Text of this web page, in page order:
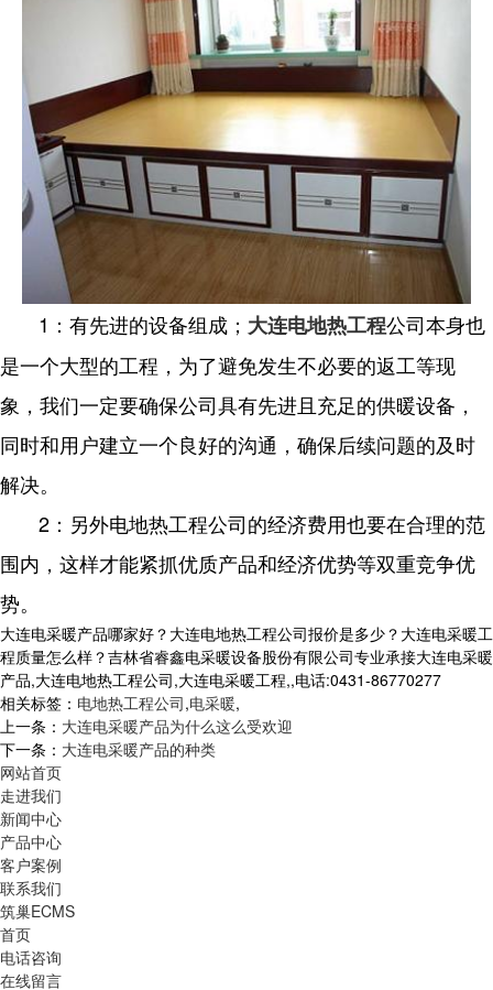
1：有先进的设备组成； 大连电地热工程公司本身也
是一个大型的工程，为了避免发生不必要的返工等现
象，我们一定要确保公司具有先进且充足的供暖设备，
同时和用户建立一个良好的沟通，确保后续问题的及时
解决。
2：另外电地热工程公司的经济费用也要在合理的范
围内，这样才能紧抓优质产品和经济优势等双重竞争优
势。
大连电采暖产品哪家好？大连电地热工程公司报价是多少？大连电采暖工
程质量怎么样？吉林省睿鑫电采暖设备股份有限公司专业承接大连电采暖
产品,大连电地热工程公司,大连电采暖工程,,电话:0431-86770277
相关标签： 电地热工程公司,电采暖,
上一条： 大连电采暖产品为什么这么受欢迎
下一条： 大连电采暖产品的种类
网站首页
走进我们
新闻中心
产品中心
客户案例
联系我们
筑巢ECMS
首页
电话咨询
在线留言